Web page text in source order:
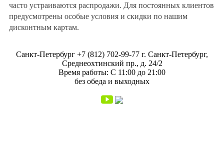
часто устраиваются распродажи. Для постоянных клиентов
предусмотрены особые условия и скидки по нашим
дисконтным картам.
Санкт-Петербург +7 (812) 702-99-77 г. Санкт-Петербург,
Среднеохтинский пр., д. 24/2
Время работы: С 11:00 до 21:00
без обеда и выходных